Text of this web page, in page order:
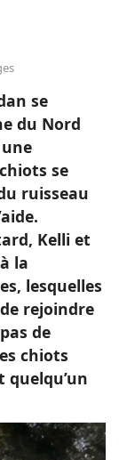
se
du Nord
se
ruisseau
Kelli et
la
lesquelles
rejoindre
de
chiots